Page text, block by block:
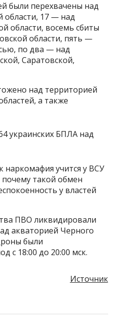
были перехвачены над
области, 17 — над
области, восемь сбиты
области, пять —
по два — над
Саратовской,
над территорией
а также
наркомафия учится у ВСУ
такой обмен
у властей
ПВО ликвидировали
акваторией Черного
были
с 18:00 до 20:00 мск.
Источник